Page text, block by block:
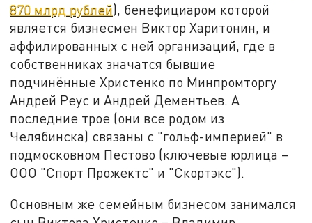
870 млрд рублей), бенефициаром которой
является бизнесмен Виктор Харитонин, и
аффилированных с ней организаций, где в
собственниках значатся бывшие
подчинённые Христенко по Минпромторгу
Андрей Реус и Андрей Дементьев. А
последние трое (они все родом из
Челябинска) связаны с "гольф-империей" в
подмосковном Пестово (ключевые юрлица –
ООО "Спорт Прожектс" и "Скортэкс").
Основным же семейным бизнесом занимался